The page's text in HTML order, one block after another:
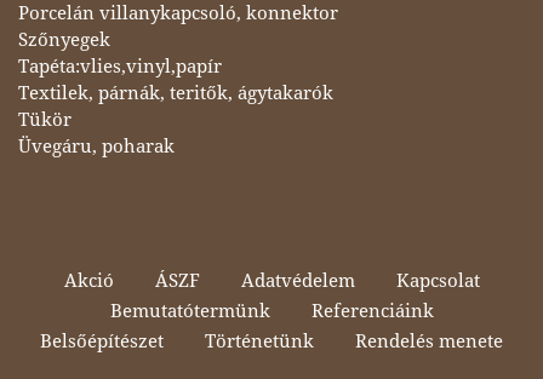
Porcelán villanykapcsoló, konnektor
Szőnyegek
Tapéta:vlies,vinyl,papír
Textilek, párnák, teritők, ágytakarók
Tükör
Üvegáru, poharak
Akció ÁSZF Adatvédelem
Kapcsolat
Bemutatótermünk
Referenciáink
Belsőépítészet
Történetünk Rendelés menete